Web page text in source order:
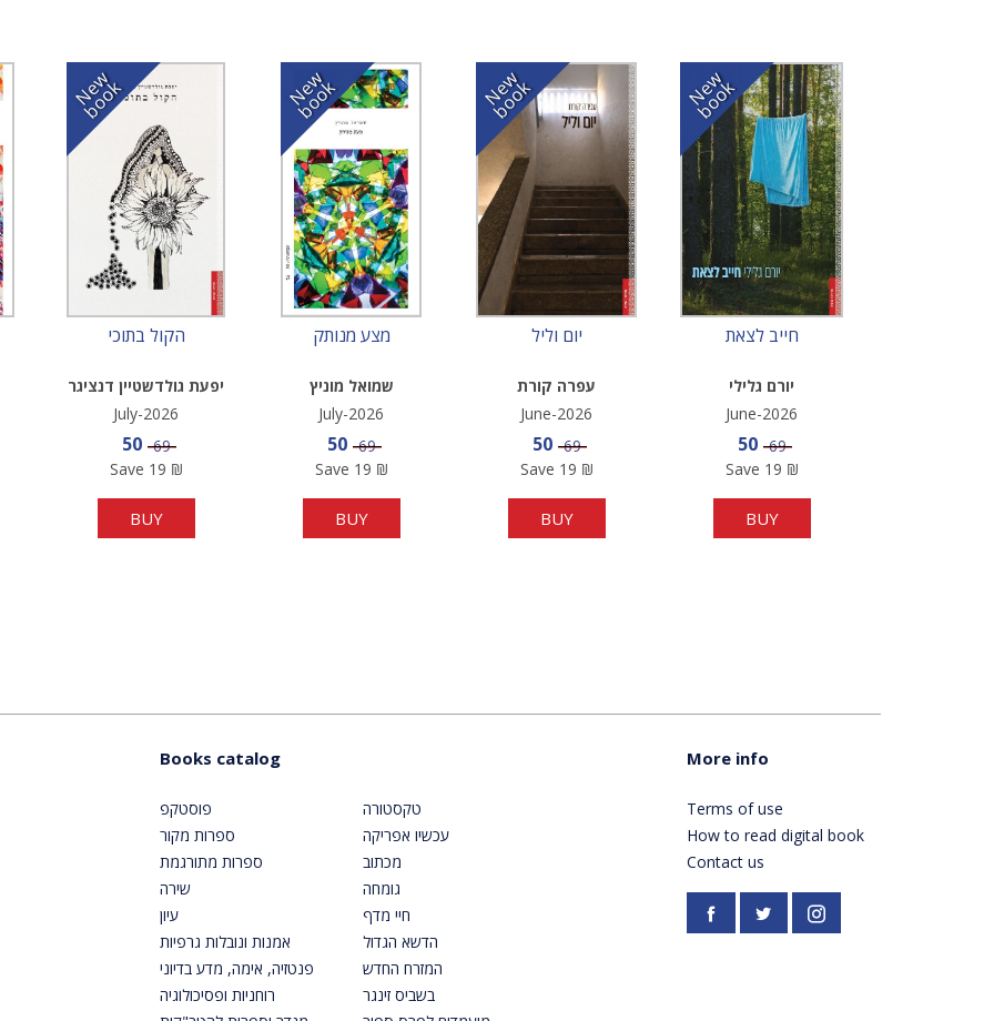
N
e
w
b
o
o
k
הקול בתוכי
יפעת גולדשטיין דנציגר
July-2026
Sale price
50 Price
69
Save 19 ₪
BUY
N
e
w
b
o
o
k
מצע מנותק
שמואל מוניץ
July-2026
Sale price
50 Price
69
Save 19 ₪
BUY
N
e
w
b
o
o
k
יום וליל
עפרה קורת
June-2026
Sale price
50 Price
69
Save 19 ₪
BUY
N
e
w
b
o
o
k
חייב לצאת
יורם גלילי
June-2026
Sale price
50 Price
69
Save 19 ₪
BUY
Books catalog
פוסטקפ
ספרות מקור
ספרות מתורגמת
שירה
עיון
אמנות ונובלות גרפיות
פנטזיה, אימה, מדע בדיוני
רוחניות ופסיכולוגיה
טקסטורה
עכשיו אפריקה
מכתוב
גומחה
חיי מדף
הדשא הגדול
המזרח החדש
בשביס זינגר
More info
Terms of use
How to read digital book
Contact us
Facebookhttps://twitter.com/
Instagram